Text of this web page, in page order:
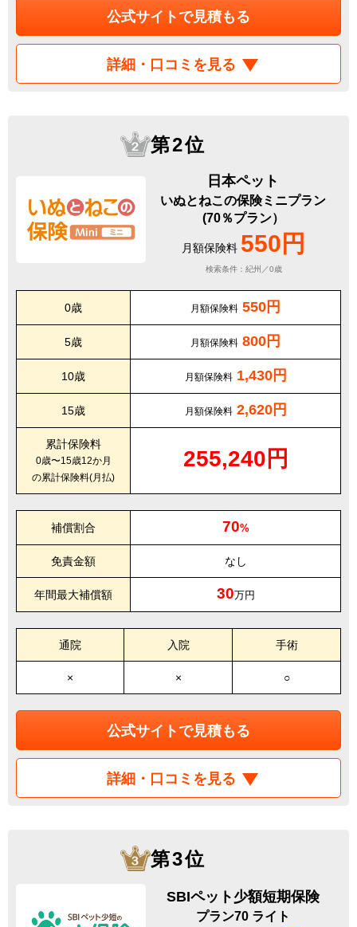
公式サイトで見積もる
詳細・口コミを見る
第2位
日本ペット
いぬとねこの保険ミニプラン
(70％プラン）
月額保険料 550円
検索条件：紀州／0歳
0歳 月額保険料 550円
5歳 月額保険料 800円
10歳 月額保険料 1,430円
15歳 月額保険料 2,620円
累計保険料
0歳〜15歳12か月
の累計保険料(月払)
255,240円
補償割合 70%
免責金額 なし
年間最大補償額 30万円
通院 入院 手術
× × ○
公式サイトで見積もる
詳細・口コミを見る
第3位
SBIペット少額短期保険
プラン70 ライト